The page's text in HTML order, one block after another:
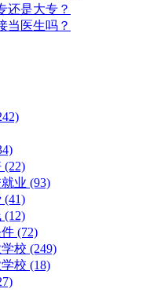
还是大专？
当医生吗？
(22)
业 (93)
(41)
(12)
(72)
校 (249)
校​ (18)